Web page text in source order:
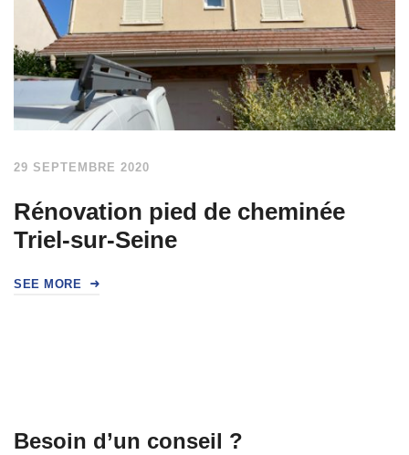
29 SEPTEMBRE 2020
Rénovation pied de cheminée
Triel-sur-Seine
SEE MORE
Besoin d’un conseil ?